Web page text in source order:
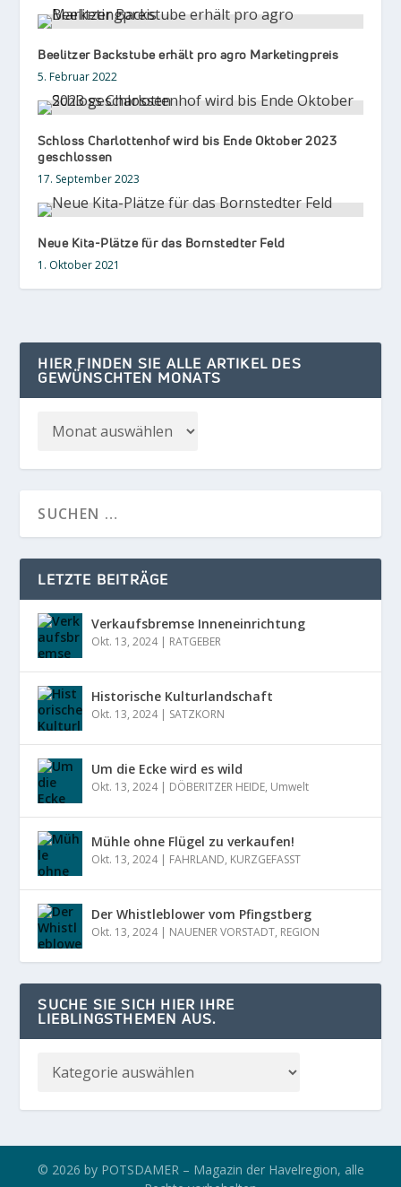
Beelitzer Backstube erhält pro agro Marketingpreis
5. Februar 2022
Schloss Charlottenhof wird bis Ende Oktober 2023
geschlossen
17. September 2023
Neue Kita-Plätze für das Bornstedter Feld
1. Oktober 2021
HIER FINDEN SIE ALLE ARTIKEL DES
GEWÜNSCHTEN MONATS
LETZTE BEITRÄGE
Verkaufsbremse Inneneinrichtung
Okt. 13, 2024| RATGEBER
Historische Kulturlandschaft
Okt. 13, 2024| SATZKORN
Um die Ecke wird es wild
Okt. 13, 2024| DÖBERITZER HEIDE, Umwelt
Mühle ohne Flügel zu verkaufen!
Okt. 13, 2024| FAHRLAND, KURZGEFASST
Der Whistleblower vom Pfingstberg
Okt. 13, 2024| NAUENER VORSTADT, REGION
SUCHE SIE SICH HIER IHRE
LIEBLINGSTHEMEN AUS.
© 2026 by POTSDAMER – Magazin der Havelregion, alle